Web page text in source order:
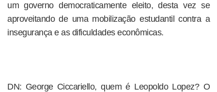
um governo democraticamente eleito, desta vez se
aproveitando de uma mobilização estudantil contra a
insegurança e as dificuldades econômicas.
DN: George Ciccariello, quem é Leopoldo Lopez? O